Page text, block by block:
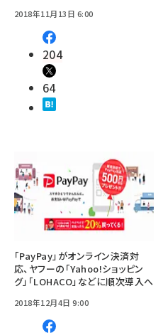
2018年11月13日 6:00
204
64
「PayPay」がオンライン決済対
応、ヤフーの「Yahoo!ショッピン
グ」「LOHACO」などに順次導入へ
2018年12月4日 9:00